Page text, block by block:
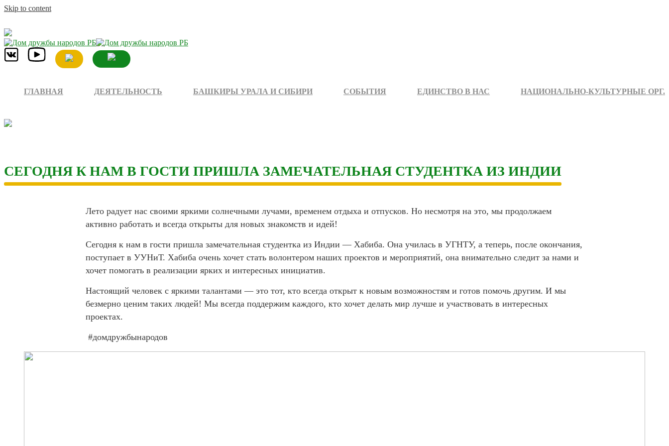
Skip to content
ГЛАВНАЯ ДЕЯТЕЛЬНОСТЬ БАШКИРЫ УРАЛА И СИБИРИ СОБЫТИЯ ЕДИНСТВО В НАС НАЦИОНАЛЬНО-КУЛЬТУРНЫЕ ОРГ.
СЕГОДНЯ К НАМ В ГОСТИ ПРИШЛА ЗАМЕЧАТЕЛЬНАЯ СТУДЕНТКА ИЗ ИНДИИ
Лето радует нас своими яркими солнечными лучами, временем отдыха и отпусков. Но несмотря на это, мы продолжаем
активно работать и всегда открыты для новых знакомств и идей!
Сегодня к нам в гости пришла замечательная студентка из Индии — Хабиба. Она училась в УГНТУ, а теперь, после окончания,
поступает в УУНиТ. Хабиба очень хочет стать волонтером наших проектов и мероприятий, она внимательно следит за нами и
хочет помогать в реализации ярких и интересных инициатив.
Настоящий человек с яркими талантами — это тот, кто всегда открыт к новым возможностям и готов помочь другим. И мы
безмерно ценим таких людей! Мы всегда поддержим каждого, кто хочет делать мир лучше и участвовать в интересных
проектах.
#домдружбынародов